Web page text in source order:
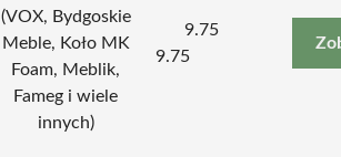
(VOX, Bydgoskie
Meble, Koło MK
Foam, Meblik,
Fameg i wiele
innych)
9.75
9.75